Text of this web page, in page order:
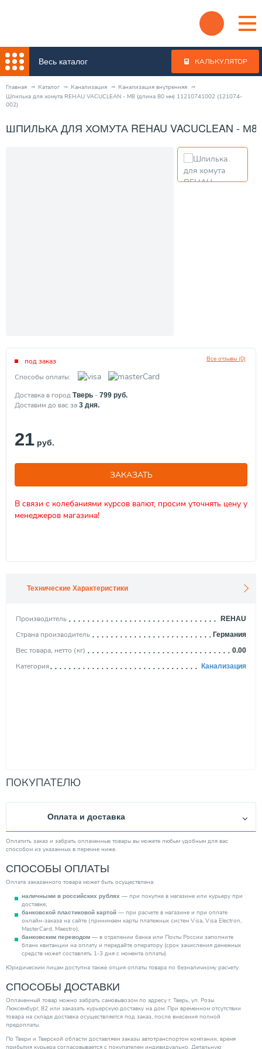
Весь каталог КАЛЬКУЛЯТОР
Главная Каталог Канализация
Канализация внутренняя
Шпилька для хомута REHAU VACUCLEAN - М8 (длина 80 мм) 11210741002 (121074-
002)
ШПИЛЬКА ДЛЯ ХОМУТА REHAU VACUCLEAN - М8
Все отзывы (0)
под заказ
Способы оплаты:
Доставка в город Тверь - 799 руб.
Доставим до вас за 3 дня.
21 руб.
ЗАКАЗАТЬ
В связи с колебаниями курсов валют, просим уточнять цену у
менеджеров магазина!
Технические Характеристики
Производитель REHAU
Страна производитель Германия
Вес товара, нетто (кг) 0.00
Категория Канализация
ПОКУПАТЕЛЮ
Оплата и доставка
Оплатить заказ и забрать оплаченные товары вы можете любым удобным для вас
способом из указанных в перечне ниже.
СПОСОБЫ ОПЛАТЫ
Оплата заказанного товара может быть осуществлена:
наличными в российских рублях — при покупке в магазине или курьеру при
доставке;
банковской пластиковой картой — при расчете в магазине и при оплате
онлайн-заказа на сайте (принимаем карты платежных систем Visa, Visa Electron,
MasterCard, Maestro);
банковским переводом — в отделении банка или Почты России заполните
бланк квитанции на оплату и передайте оператору (срок зачисления денежных
средств может составлять 1-3 дня с момента оплаты).
Юридическим лицам доступна также опция оплаты товара по безналичному расчету.
СПОСОБЫ ДОСТАВКИ
Оплаченный товар можно забрать самовывозом по адресу г. Тверь, ул. Розы
Люксембург, 82 или заказать курьерскую доставку на дом. При временном отсутствии
товара на складе доставка осуществляется под заказ, после внесения полной
предоплаты.
По Твери и Тверской области доставляем заказы автотранспортом компании, время
прибытия курьера согласовывается с покупателем индивидуально. Детальную